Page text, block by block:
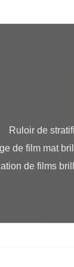
de film mat
de films